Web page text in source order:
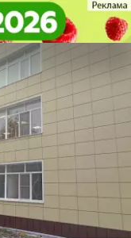
вернулись в
школу № 1
вернулись в
школу № 1
в